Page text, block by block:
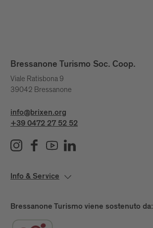
Bressanone Turismo Soc. Coop.
Viale Ratisbona 9
39042 Bressanone
info@brixen.org
+39 0472 27 52 52
Info & Service
Bressanone Turismo viene sostenuto da: